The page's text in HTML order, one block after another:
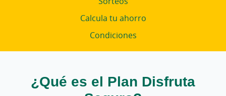
Calcula tu ahorro
Condiciones
¿Qué es el Plan Disfruta